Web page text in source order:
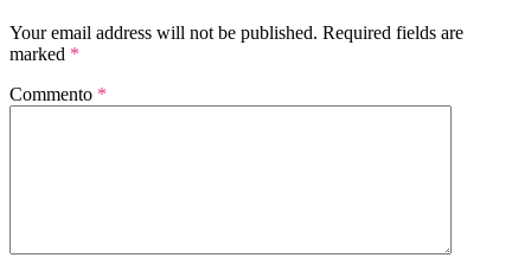
Your email address will not be published. Required fields are
marked *
Commento *